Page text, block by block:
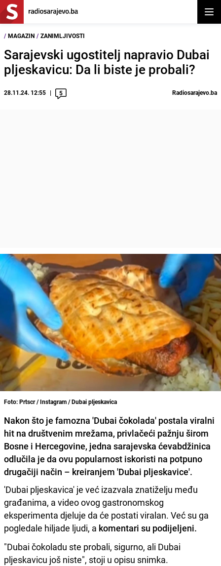
/ MAGAZIN / ZANIMLJIVOSTI
Sarajevski ugostitelj napravio Dubai
pljeskavicu: Da li biste je probali?
28.11.24. 12:55 5 Radiosarajevo.ba
Foto: Prtscr / Instagram / Dubai pljeskavica
Nakon što je famozna 'Dubai čokolada' postala viralni
hit na društvenim mrežama, privlačeći pažnju širom
Bosne i Hercegovine, jedna sarajevska ćevabdžinica
odlučila je da ovu popularnost iskoristi na potpuno
drugačiji način – kreiranjem 'Dubai pljeskavice'.
'Dubai pljeskavica' je već izazvala znatiželju među
građanima, a video ovog gastronomskog
eksperimenta djeluje da će postati viralan. Već su ga
pogledale hiljade ljudi, a komentari su podijeljeni.
"Dubai čokoladu ste probali, sigurno, ali Dubai
pljeskavicu još niste", stoji u opisu snimka.